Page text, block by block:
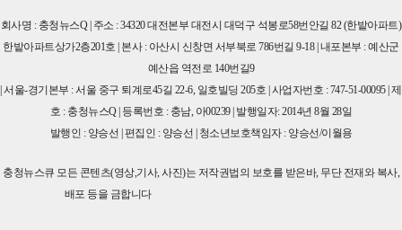
회사명 : 충청뉴스Q | 주소 : 34320 대전본부 대전시 대덕구 석봉로58번안길 82 (한밭아파트)
한밭아파트상가2층201호 | 본사 : 아산시 신창면 서부북로 786번길 9-18 | 내포본부 : 예산군
예산읍 역전로 140번길9
| 서울-경기본부 : 서울 중구 퇴계로45길 22-6, 일호빌딩 205호 | 사업자번호 : 747-51-00095 | 제
호 : 충청뉴스Q | 등록번호 : 충남, 아00239 | 발행일자: 2014년 8월 28일
발행인 : 양승선 | 편집인 : 양승선 | 청소년보호책임자 : 양승선/이월용
충청뉴스큐 모든 콘텐츠(영상,기사, 사진)는 저작권법의 보호를 받은바, 무단 전재와 복사,
배포 등을 금합니다